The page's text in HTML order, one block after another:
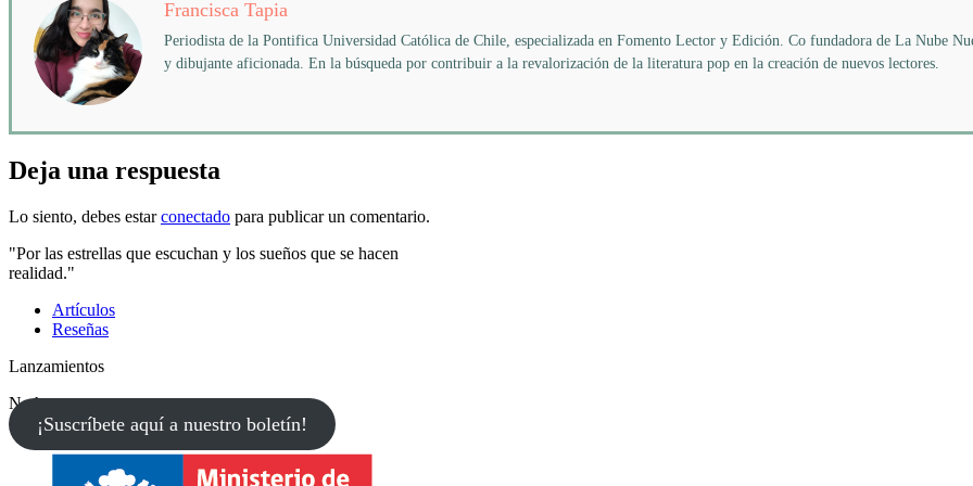
Francisca Tapia
Periodista de la Pontifica Universidad Católica de Chile, especializada en Fomento Lector y Edición. Co fundadora de La Nube
y dibujante aficionada. En la búsqueda por contribuir a la revalorización de la literatura pop en la creación de nuevos lectores.
Deja una respuesta
Lo siento, debes estarconectado para publicar un comentario.
"Por las estrellas que escuchan y los sueños que se hacen
realidad."
Artículos
Reseñas
Lanzamientos
No hay eventos
¡Suscríbete aquí a nuestro boletín!